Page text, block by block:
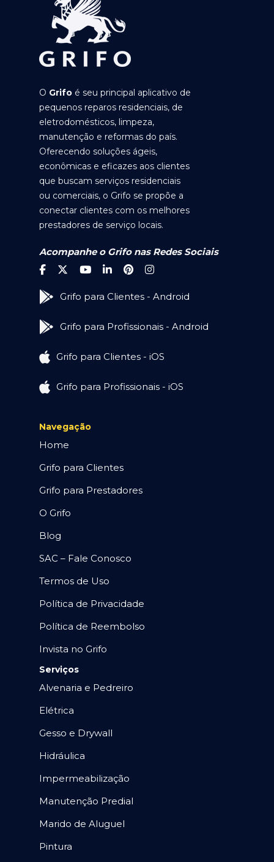
O Grifo é seu principal aplicativo de
pequenos reparos residenciais, de
eletrodomésticos, limpeza,
manutenção e reformas do país.
Oferecendo soluções ágeis,
econômicas e eficazes aos clientes
que buscam serviços residenciais
ou comerciais, o Grifo se propõe a
conectar clientes com os melhores
prestadores de serviço locais.
Acompanhe o Grifo nas Redes Sociais
Grifo para Clientes - Android
Grifo para Profissionais - Android
Grifo para Clientes - iOS
Grifo para Profissionais - iOS
Navegação
Home
Grifo para Clientes
Grifo para Prestadores
O Grifo
Blog
SAC – Fale Conosco
Termos de Uso
Política de Privacidade
Política de Reembolso
Invista no Grifo
Serviços
Alvenaria e Pedreiro
Elétrica
Gesso e Drywall
Hidráulica
Impermeabilização
Manutenção Predial
Marido de Aluguel
Pintura